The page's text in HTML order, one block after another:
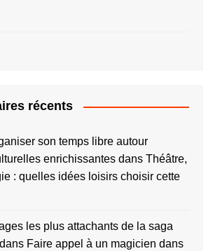
récents
son temps libre autour
enrichissantesdans Théâtre,
: quelles idées loisirs choisir cette
les plus attachants de la saga
Faire appel à un magicien dans